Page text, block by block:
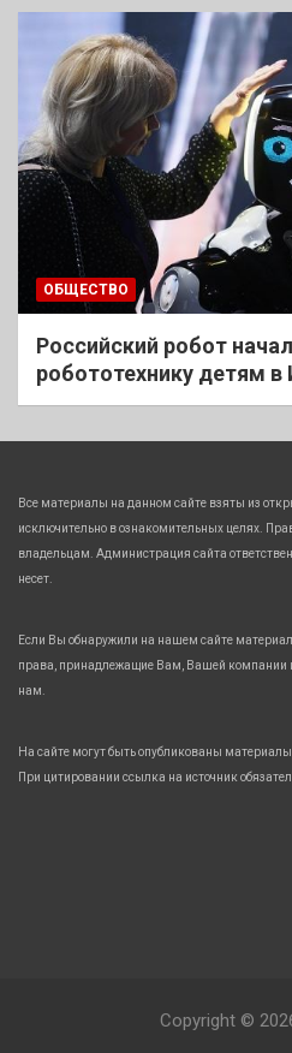
ОБЩЕСТВО
Российский робот
робототехнику детям в
Все материалы на данном сайте взяты из
исключительно в ознакомительных целях.
владельцам. Администрация сайта
несет.
Если Вы обнаружили на нашем сайте
права, принадлежащие Вам, Вашей компании
нам.
На сайте могут быть опубликованы материалы
При цитировании ссылка на источник
Copyright ©